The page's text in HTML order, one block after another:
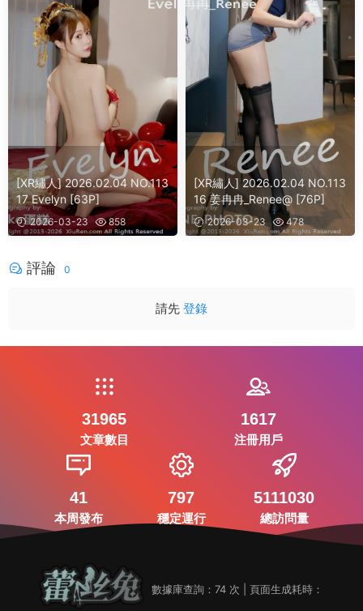
[XR繡人] 2026.02.04 NO.113
17 Evelyn [63P]
2026-03-23 858
[XR繡人] 2026.02.04 NO.113
16 姜冉冉_Renee@ [76P]
2026-03-23 478
評論 0
請先 登錄
31965
文章數目
1617
注冊用戶
41
本周發布
797
穩定運行
5111030
總訪問量
數據庫查詢：74 次 | 頁面生成耗時：